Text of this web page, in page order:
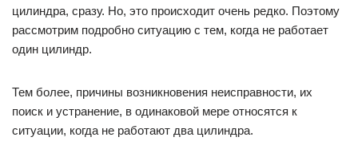
цилиндра, сразу. Но, это происходит очень редко. Поэтому
рассмотрим подробно ситуацию с тем, когда не работает
один цилиндр.
Тем более, причины возникновения неисправности, их
поиск и устранение, в одинаковой мере относятся к
ситуации, когда не работают два цилиндра.